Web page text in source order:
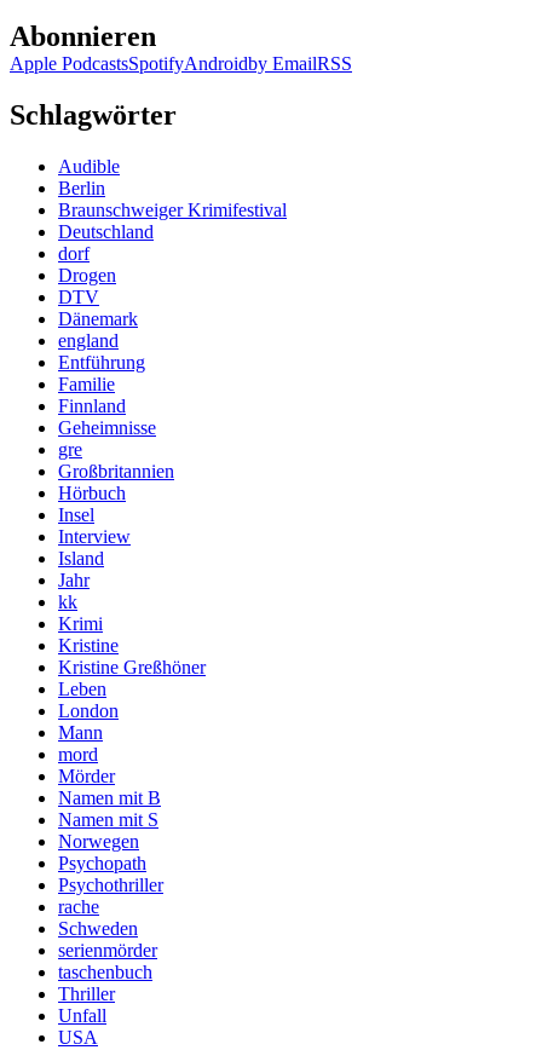
Abonnieren
Apple PodcastsSpotifyAndroidby EmailRSS
Schlagwörter
Audible
Berlin
Braunschweiger Krimifestival
Deutschland
dorf
Drogen
DTV
Dänemark
england
Entführung
Familie
Finnland
Geheimnisse
gre
Großbritannien
Hörbuch
Insel
Interview
Island
Jahr
kk
Krimi
Kristine
Kristine Greßhöner
Leben
London
Mann
mord
Mörder
Namen mit B
Namen mit S
Norwegen
Psychopath
Psychothriller
rache
Schweden
serienmörder
taschenbuch
Thriller
Unfall
USA